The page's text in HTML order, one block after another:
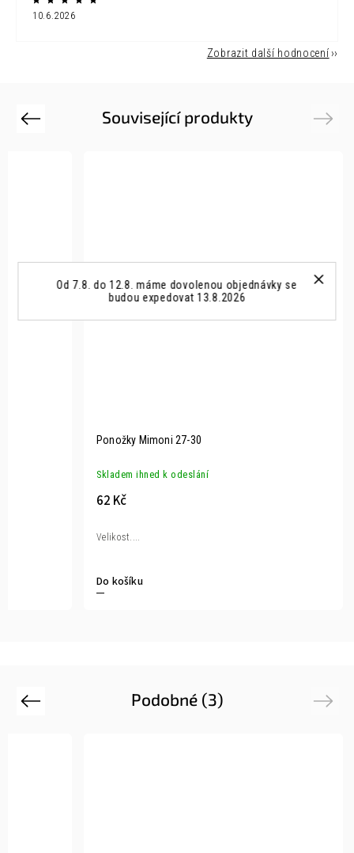
Od 7.8. do 12.8. máme dovolenou objednávky se
budou expedovat 13.8.2026
10.6.2026
Zobrazit další hodnocení
Související produkty
Previous
Ponožky Mimoni 27-30
Skladem ihned k odeslání
62 Kč
Do košíku
Velikost....
Next
Podobné (3)
Previous Next